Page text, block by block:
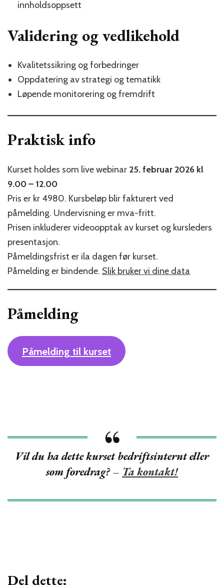
innholdsoppsett
Validering og vedlikehold
Kvalitetssikring og forbedringer
Oppdatering av strategi og tematikk
Løpende monitorering og fremdrift
Praktisk info
Kurset holdes som live webinar 25. februar 2026 kl
9.00 – 12.00
Pris er kr 4980. Kursbeløp blir fakturert ved
påmelding. Undervisning er mva-fritt.
Prisen inkluderer videoopptak av kurset og kursleders
presentasjon.
Påmeldingsfrist er ila dagen før kurset.
Påmelding er bindende. Slik bruker vi dine data
Påmelding
Påmelding til kurset
Vil du ha dette kurset bedriftsinternt eller
som foredrag? – Ta kontakt!
Del dette: